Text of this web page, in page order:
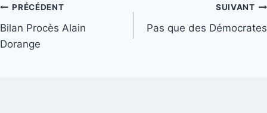
Navigation
de
PRÉCÉDENT
Bilan Procès Alain
Dorange
SUIVANT
Pas que des Démocrates